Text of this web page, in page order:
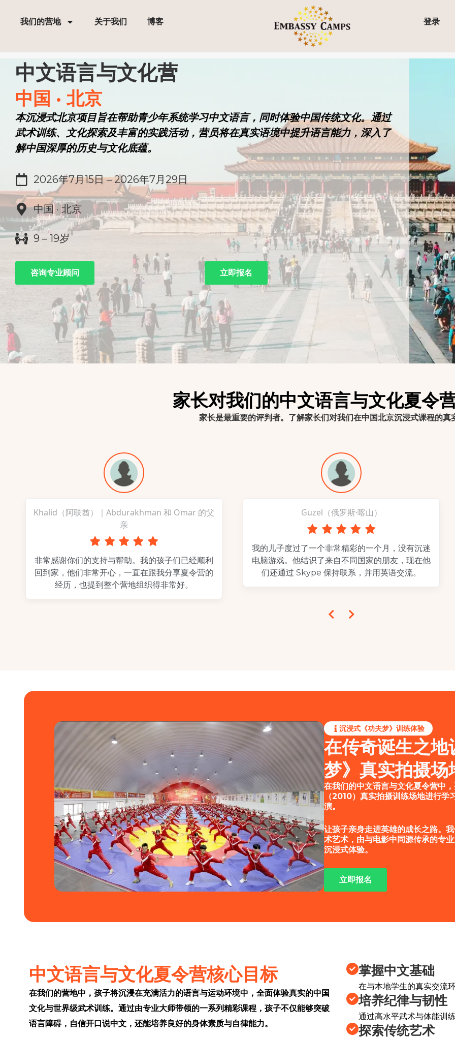
我们的营地 关于我们 博客 登录
中文语言与文化营
中国 · 北京
本沉浸式北京项目旨在帮助青少年系统学习中文语言，同时体验中国传统文化。通过
武术训练、文化探索及丰富的实践活动，营员将在真实语境中提升语言能力，深入了
解中国深厚的历史与文化底蕴。
2026年7月15日 – 2026年7月29日
中国 · 北京
9 – 19岁
咨询专业顾问 立即报名
家长对我们的中文语言与文化夏令
家长是最重要的评判者。了解家长们对我们在中国北京沉浸式课程的真
Khalid（阿联酋）｜Abdurakhman 和 Omar 的父
亲
非常感谢你们的支持与帮助。我的孩子们已经顺利
回到家，他们非常开心，一直在跟我分享夏令营的
经历，也提到整个营地组织得非常好。
Guzel（俄罗斯·喀山）
我的儿子度过了一个非常精彩的一个月，没有沉迷
电脑游戏。他结识了来自不同国家的朋友，现在他
们还通过 Skype 保持联系，并用英语交流。
沉浸式《功夫梦》训练体验
在传奇诞生之
梦》真实拍摄场
在我们的中文语言与文化夏令营中
（2010）真实拍摄训练场地进行学
演。
让孩子亲身走进英雄的成长之路。
术艺术，由与电影中同源传承的专
沉浸式体验。
立即报名
中文语言与文化夏令营核心目标
在我们的营地中，孩子将沉浸在充满活力的语言与运动环境中，全面体验真实的中国
文化与世界级武术训练。通过由专业大师带领的一系列精彩课程，孩子不仅能够突破
语言障碍，自信开口说中文，还能培养良好的身体素质与自律能力。
掌握中文基础
在与本地学生的真实交流
培养纪律与韧性
通过高水平武术与体能训
探索传统艺术